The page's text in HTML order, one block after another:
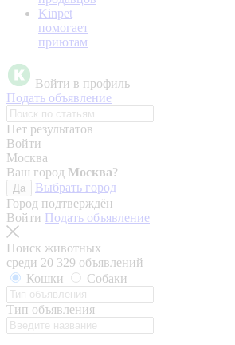
Kinpet
помогает
приютам
Войти в профиль
Подать объявление
Нет результатов
Войти
Москва
Ваш город Москва?
Да
Выбрать город
Город подтверждён
Войти Подать объявление
Поиск животных
среди 20 329 объявлений
Кошки
Собаки
Тип объявления